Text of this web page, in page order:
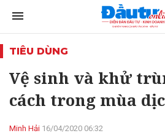
TIÊU DÙNG
Vệ sinh và khử
cách trong mùa
Minh Hải 16/04/2020 06:32